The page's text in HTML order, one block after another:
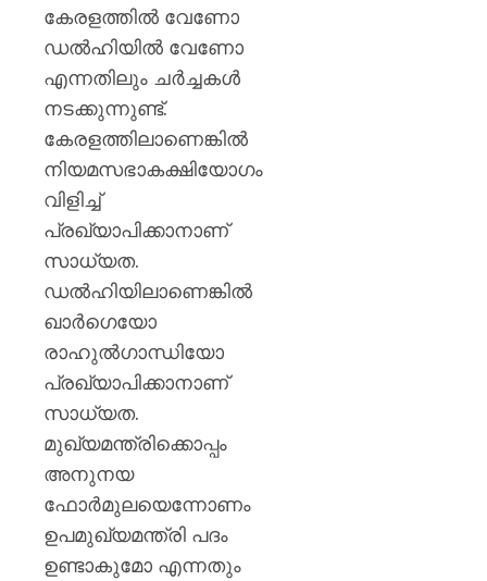
കേരളത്തിൽ വേണോ
ഡൽഹിയിൽ വേണോ
എന്നതിലും ചര്‍ച്ചകൾ
നടക്കുന്നുണ്ട്.
കേരളത്തിലാണെങ്കില്‍
നിയമസഭാകക്ഷിയോഗം
വിളിച്ച്
പ്രഖ്യാപിക്കാനാണ്
സാധ്യത.
ഡൽഹിയിലാണെങ്കിൽ
ഖാര്‍ഗെയോ
രാഹുല്‍ഗാന്ധിയോ
പ്രഖ്യാപിക്കാനാണ്
സാധ്യത.
മുഖ്യമന്ത്രിക്കൊപ്പം
അനുനയ
ഫോര്‍മുലയെന്നോണം
ഉപമുഖ്യമന്ത്രി പദം
ഉണ്ടാകുമോ എന്നതും